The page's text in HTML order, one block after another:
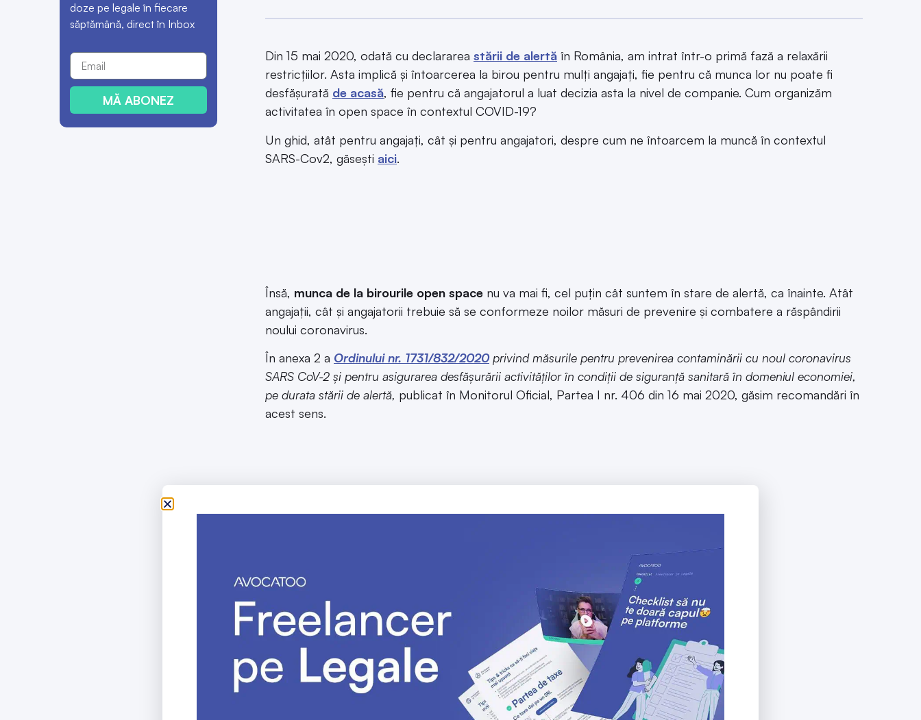
doze pe legale în fiecare
săptămână, direct în Inbox
MĂ ABONEZ
Din 15 mai 2020, odată cu declararea stării de alertă în România, am intrat într-o primă fază a relaxării
restricţiilor. Asta implică şi întoarcerea la birou pentru mulţi angajaţi, fie pentru că munca lor nu poate fi
desfăşurată de acasă, fie pentru că angajatorul a luat decizia asta la nivel de companie. Cum organizăm
activitatea în open space în contextul COVID-19?
Un ghid, atât pentru angajaţi, cât şi pentru angajatori, despre cum ne întoarcem la muncă în contextul
SARS-Cov2, găseşti aici.
Însă, munca de la birourile open space nu va mai fi, cel puţin cât suntem în stare de alertă, ca înainte. Atât
angajaţii, cât şi angajatorii trebuie să se conformeze noilor măsuri de prevenire şi combatere a răspândirii
noului coronavirus.
În anexa 2 a Ordinului nr. 1731/832/2020privind măsurile pentru prevenirea contaminării cu noul coronavirus
SARS CoV-2 și pentru asigurarea desfășurării activităților ı̂n condiții de siguranță sanitară ı̂n domeniul economiei,
pe durata stării de alertă, publicat în Monitorul Oficial, Partea I nr. 406 din 16 mai 2020, găsim recomandări în
acest sens.